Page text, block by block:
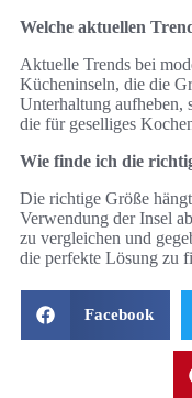
Welche aktuellen
Aktuelle Trends bei
Kücheninseln, die die
Unterhaltung
die für geselliges
Wie finde ich die
Die richtige Größe
Verwendung der Insel
zu vergleichen und
die perfekte Lösung zu
Facebook